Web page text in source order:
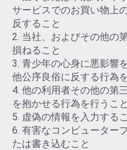
サービスでのお買い物上
反すること
2. 当社、およびその他の
損ねること
3. 青少年の心身に悪影響
他公序良俗に反する行為
4. 他の利用者その他の第
を抱かせる行為を行うこと
5. 虚偽の情報を入力する
6. 有害なコンピューター
たは書き込むこと